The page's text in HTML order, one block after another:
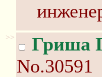
>> Гриша
No.30591